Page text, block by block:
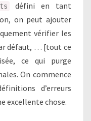
défini en tant
on peut ajouter
vérifier les
défaut, … [tout ce
ce qui purge
On commence
d’erreurs
excellente chose.